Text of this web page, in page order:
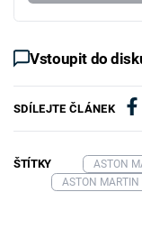
Vstoupit do
SDÍLEJTE ČLÁNEK
ŠTÍTKY ASTON
ASTON